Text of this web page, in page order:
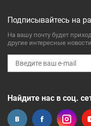
Подписывайтесь на
На вашу почту будет
другие интересные
Найдите нас в соц.